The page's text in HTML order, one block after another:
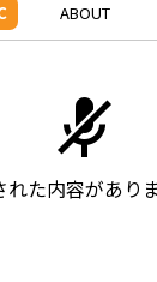
ABOUT
た内容があり